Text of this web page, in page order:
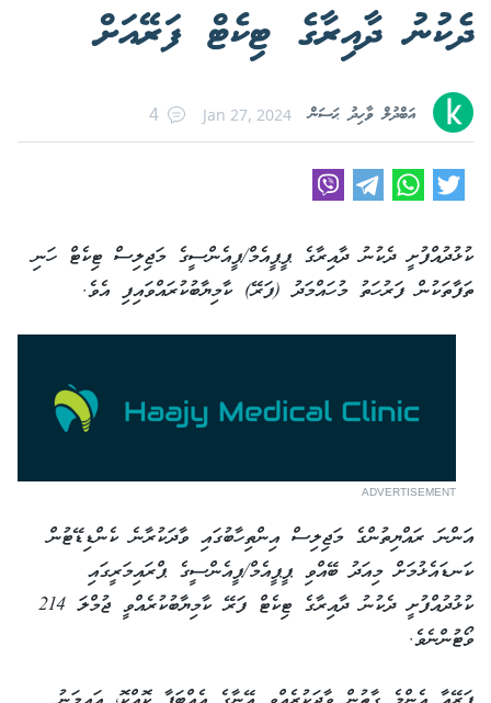
ދެކުނު ދާއިރާގެ ޓިކެޓް ފަރޭއަށް
އަބްދުލް ވާހިދު ޙަސަން Jan 27, 2024
4
ކުޅުދުއްފުށީ ދެކުނު ދާއިރާގެ ޕީޕީއެމް/ޕީއެންސީގެ މަޖިލިސް ޓިކެޓް ހަނި
ތަފާތަކުން ފަރުހަތު މުހައްމަދު (ފަރޭ) ކާމިޔާބުކުރައްވައިފި އެވެ.
ADVERTISEMENT
އަންނަ ރައްޔިތުންގެ މަޖިލިސް އިންތިހާބުގައި ވާދަކުރާނެ ކެންޑިޑޭޓުން
ކަނޑައެޅުމަށް މިއަދު ބޭއްވި ޕީޕީއެމް/ޕީއެންސީގެ ޕްރައިމަރީގައި
ކުޅުދުއްފުށީ ދެކުނު ދާއިރާގެ ޓިކެޓް ފަރޭ ކާމިޔާބުކުރެއްވީ ޖުމްލަ 214
ވޯޓުންނެވެ.